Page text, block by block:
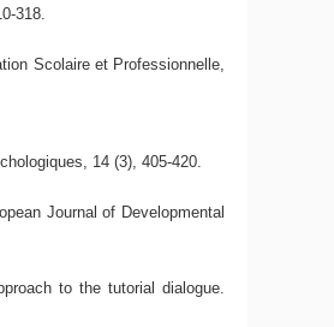
318.
Scolaire et Professionnelle,
14 (3), 405-420.
Journal of Developmental
to the tutorial dialogue.